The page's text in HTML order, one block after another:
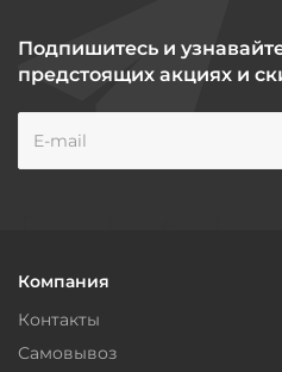
Подпишитесь и
предстоящих акциях и
Компания
Контакты
Самовывоз